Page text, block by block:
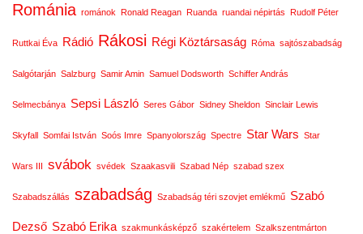
Románia románok Ronald Reagan Ruanda ruandai népirtás Rudolf Péter
Ruttkai Éva Rádió Rákosi Régi Köztársaság Róma sajtószabadság
Salgótarján Salzburg Samir Amin Samuel Dodsworth Schiffer András
Selmecbánya Sepsi László Seres Gábor Sidney Sheldon Sinclair Lewis
Skyfall Somfai István Soós Imre Spanyolország Spectre Star Wars Star
Wars III svábok svédek Szaakasvili Szabad Nép szabad szex
Szabadszállás szabadság Szabadság téri szovjet emlékmű Szabó
Dezső Szabó Erika szakmunkásképző szakértelem Szalkszentmárton